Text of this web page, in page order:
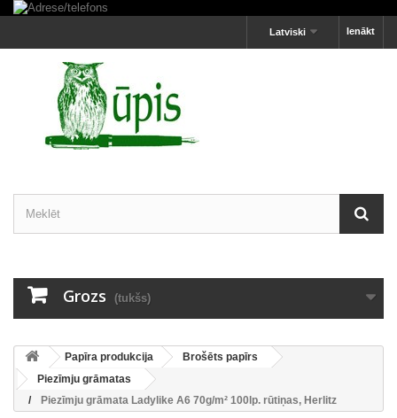
Ienākt
Latviski
Grozs (tukšs)
Papīra produkcija
Brošēts papīrs
Piezīmju grāmatas
Piezīmju grāmata Ladylike A6 70g/m² 100lp. rūtiņas, Herlitz